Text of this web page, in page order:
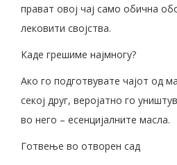
прават овој чај само обична
лековити својства.
Каде грешиме најмногу?
Ако го подготвувате чајот од
секој друг, веројатно го
во него – есенцијалните масла.
Готвење во отворен сад